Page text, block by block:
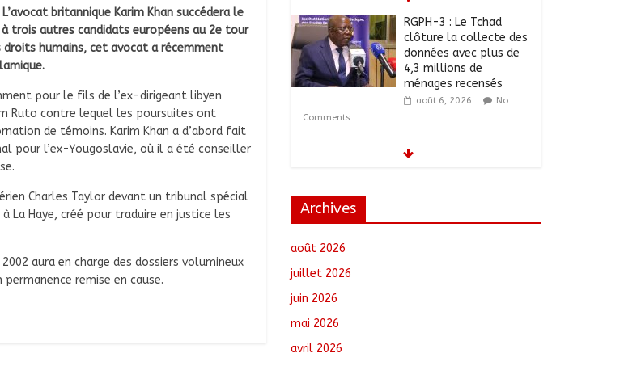
britannique Karim Khan succédera le
trois autres candidats européens au 2e tour
humains, cet avocat a récemment
pour le fils de l’ex-dirigeant libyen
Ruto contre lequel les poursuites ont
de témoins. Karim Khan a d’abord fait
pour l’ex-Yougoslavie, où il a été conseiller
Charles Taylor devant un tribunal spécial
La Haye, créé pour traduire en justice les
aura en charge des dossiers volumineux
remise en cause.
RGPH-3 : Le Tchad
clôture la collecte des
données avec plus de
4,3 millions de
ménages recensés
août 6, 2026
No
Comments
Tchad–Égypte : La
Comments
Archives
août 2026
juillet 2026
juin 2026
mai 2026
avril 2026